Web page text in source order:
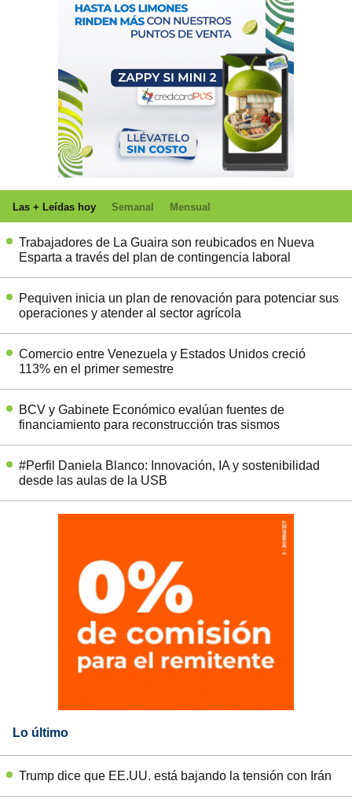
Las + Leídas hoy Semanal Mensual
Trabajadores de La Guaira son reubicados en Nueva
Esparta a través del plan de contingencia laboral
Pequiven inicia un plan de renovación para potenciar sus
operaciones y atender al sector agrícola
Comercio entre Venezuela y Estados Unidos creció
113% en el primer semestre
BCV y Gabinete Económico evalúan fuentes de
financiamiento para reconstrucción tras sismos
#Perfil Daniela Blanco: Innovación, IA y sostenibilidad
desde las aulas de la USB
Lo último
Trump dice que EE.UU. está bajando la tensión con Irán